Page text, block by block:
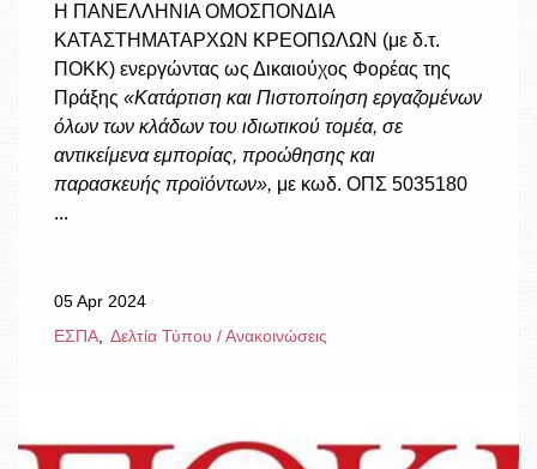
Η ΠΑΝΕΛΛΗΝΙΑ ΟΜΟΣΠΟΝΔΙΑ
ΚΑΤΑΣΤΗΜΑΤΑΡΧΩΝ ΚΡΕΟΠΩΛΩΝ (με δ.τ.
ΠΟΚΚ) ενεργώντας ως Δικαιούχος Φορέας της
Πράξης «Κατάρτιση και Πιστοποίηση εργαζομένων
όλων των κλάδων του ιδιωτικού τομέα, σε
αντικείμενα εμπορίας, προώθησης και
παρασκευής προϊόντων», με κωδ. ΟΠΣ 5035180
...
05 Apr 2024
ΕΣΠΑ
Δελτία Τύπου / Ανακοινώσεις